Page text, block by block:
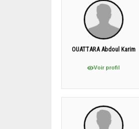
OUATTARA Abdoul Karim
Voir profil